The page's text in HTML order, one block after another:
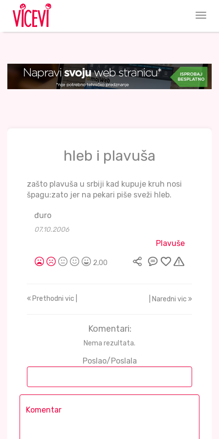
hleb i plavuša
zašto plavuša u srbiji kad kupuje kruh nosi
špagu:zato jer na pekari piše sveži hleb.
đuro
07.10.2006
Plavuše
2,00
Prethodni vic | | Naredni vic
Komentari:
Nema rezultata.
Poslao/Poslala